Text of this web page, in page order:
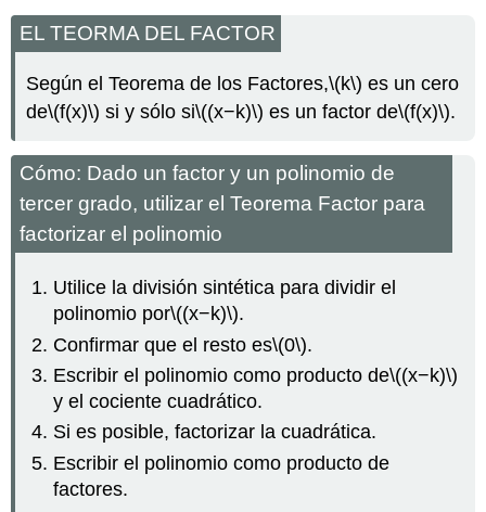
EL TEORMA DEL FACTOR
Según el Teorema de los Factores,\(k\) es un cero
de\(f(x)\) si y sólo si\((x−k)\) es un factor de\(f(x)\).
Cómo: Dado un factor y un polinomio de
tercer grado, utilizar el Teorema Factor para
factorizar el polinomio
Utilice la división sintética para dividir el
polinomio por\((x−k)\).
Confirmar que el resto es\(0\).
Escribir el polinomio como producto de\((x−k)\)
y el cociente cuadrático.
Si es posible, factorizar la cuadrática.
Escribir el polinomio como producto de
factores.